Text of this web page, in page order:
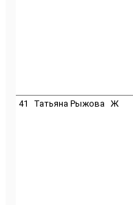
41 Татьяна Рыжова Ж